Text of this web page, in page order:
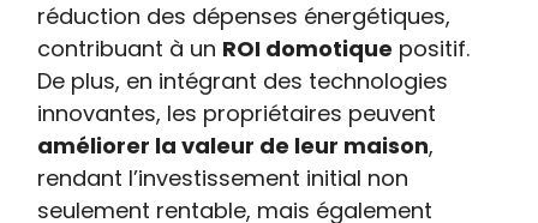
réduction des dépenses énergétiques,
contribuant à un ROI domotique positif.
De plus, en intégrant des technologies
innovantes, les propriétaires peuvent
améliorer la valeur de leur maison,
rendant l’investissement initial non
seulement rentable, mais également